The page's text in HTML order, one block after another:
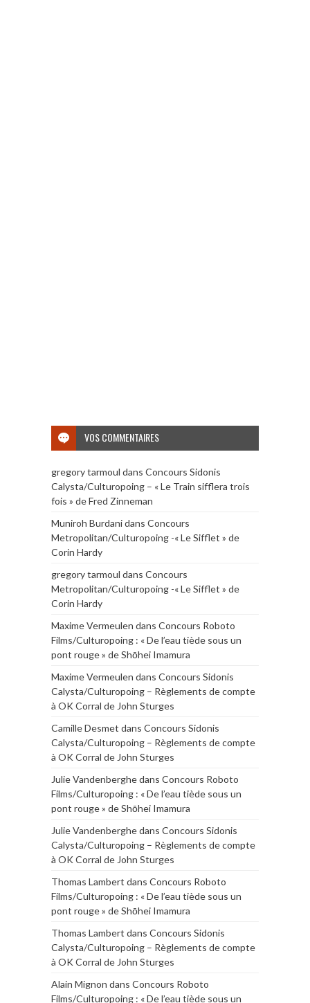
VOS COMMENTAIRES
gregory tarmoul dans Concours Sidonis
Calysta/Culturopoing – « Le Train sifflera trois
fois » de Fred Zinneman
Muniroh Burdanidans Concours
Metropolitan/Culturopoing -« Le Sifflet » de
Corin Hardy
gregory tarmoul dans Concours
Metropolitan/Culturopoing -« Le Sifflet » de
Corin Hardy
Maxime Vermeulen dans Concours Roboto
Films/Culturopoing : « De l’eau tiède sous un
pont rouge » de Shōhei Imamura
Maxime Vermeulen dans Concours Sidonis
Calysta/Culturopoing – Règlements de compte
à OK Corral de John Sturges
Camille Desmet dans Concours Sidonis
Calysta/Culturopoing – Règlements de compte
à OK Corral de John Sturges
Julie Vandenberghedans Concours Roboto
Films/Culturopoing : « De l’eau tiède sous un
pont rouge » de Shōhei Imamura
Julie Vandenberghedans Concours Sidonis
Calysta/Culturopoing – Règlements de compte
à OK Corral de John Sturges
Thomas Lambert dans Concours Roboto
Films/Culturopoing : « De l’eau tiède sous un
pont rouge » de Shōhei Imamura
Thomas Lambert dans Concours Sidonis
Calysta/Culturopoing – Règlements de compte
à OK Corral de John Sturges
Alain Mignon dans Concours Roboto
Films/Culturopoing : « De l’eau tiède sous un